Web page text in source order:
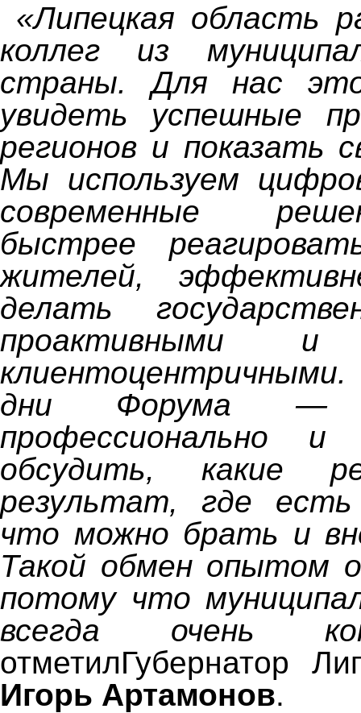
«Липецкая область
коллег из
страны. Для нас
увидеть успешные
регионов и показать
Мы используем
современные
быстрее
жителей,
делать
проактивными и
дни Форума —
профессионально
обсудить, какие
результат, где
что можно брать и
Такой обмен опытом
потому что
всегда очень
отметилГубернатор
Игорь Артамонов.